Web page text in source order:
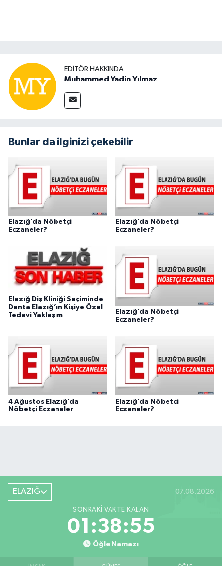
EDITÖR HAKKINDA
Muhammed Yadin Yılmaz
Bunlar da ilginizi çekebilir
Elazığ’da Nöbetçi
Eczaneler?
Elazığ’da Nöbetçi
Eczaneler?
Elazığ Diş Kliniği Seçiminde
Denta Elazığ’ın Kişiye Özel
Tedavi Yaklaşım
Elazığ’da Nöbetçi
Eczaneler?
4 Ağustos Elazığ’da
Nöbetçi Eczaneler
Elazığ’da Nöbetçi
Eczaneler?
ELAZIĞ 07.08.2026
SONRAKI VAKTE KALAN
01:38:54
Öğle Namazı